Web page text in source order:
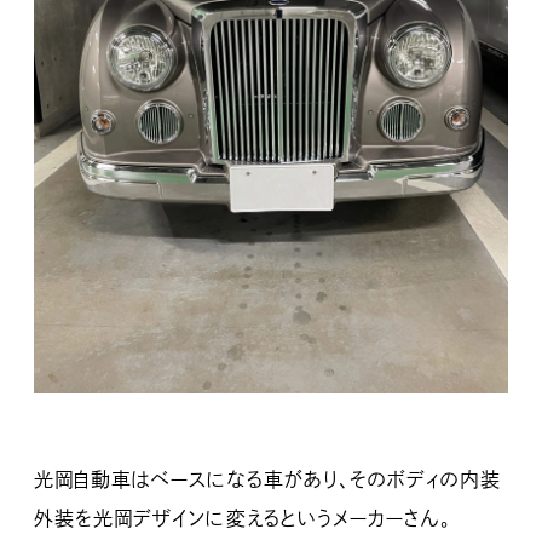
光岡自動車はベースになる車があり、そのボディの内装
外装を光岡デザインに変えるというメーカーさん。